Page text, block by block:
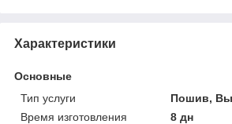
Характеристики
Основные
Тип услуги
Пошив,
Время изготовления
8 дн